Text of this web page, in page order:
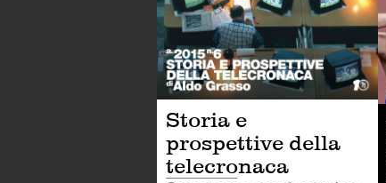
Storia e
prospettive della
telecronaca